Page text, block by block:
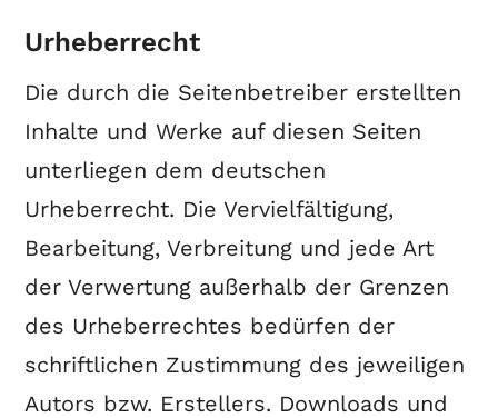
Urheberrecht
Die durch die Seitenbetreiber erstellten
Inhalte und Werke auf diesen Seiten
unterliegen dem deutschen
Urheberrecht. Die Vervielfältigung,
Bearbeitung, Verbreitung und jede Art
der Verwertung außerhalb der Grenzen
des Urheberrechtes bedürfen der
schriftlichen Zustimmung des jeweiligen
Autors bzw. Erstellers. Downloads und